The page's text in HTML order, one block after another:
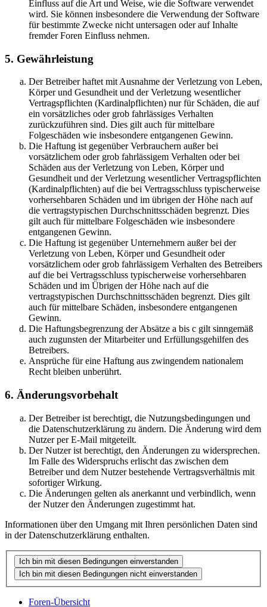
Einfluss auf die Art und Weise, wie die Software verwendet
wird. Sie können insbesondere die Verwendung der Software
für bestimmte Zwecke nicht untersagen oder auf Inhalte
fremder Foren Einfluss nehmen.
5. Gewährleistung
Der Betreiber haftet mit Ausnahme der Verletzung von Leben,
Körper und Gesundheit und der Verletzung wesentlicher
Vertragspflichten (Kardinalpflichten) nur für Schäden, die auf
ein vorsätzliches oder grob fahrlässiges Verhalten
zurückzuführen sind. Dies gilt auch für mittelbare
Folgeschäden wie insbesondere entgangenen Gewinn.
Die Haftung ist gegenüber Verbrauchern außer bei
vorsätzlichem oder grob fahrlässigem Verhalten oder bei
Schäden aus der Verletzung von Leben, Körper und
Gesundheit und der Verletzung wesentlicher Vertragspflichten
(Kardinalpflichten) auf die bei Vertragsschluss typischerweise
vorhersehbaren Schäden und im übrigen der Höhe nach auf
die vertragstypischen Durchschnittsschäden begrenzt. Dies
gilt auch für mittelbare Folgeschäden wie insbesondere
entgangenen Gewinn.
Die Haftung ist gegenüber Unternehmern außer bei der
Verletzung von Leben, Körper und Gesundheit oder
vorsätzlichem oder grob fahrlässigem Verhalten des Betreibers
auf die bei Vertragsschluss typischerweise vorhersehbaren
Schäden und im Übrigen der Höhe nach auf die
vertragstypischen Durchschnittsschäden begrenzt. Dies gilt
auch für mittelbare Schäden, insbesondere entgangenen
Gewinn.
Die Haftungsbegrenzung der Absätze a bis c gilt sinngemäß
auch zugunsten der Mitarbeiter und Erfüllungsgehilfen des
Betreibers.
Ansprüche für eine Haftung aus zwingendem nationalem
Recht bleiben unberührt.
6. Änderungsvorbehalt
Der Betreiber ist berechtigt, die Nutzungsbedingungen und
die Datenschutzerklärung zu ändern. Die Änderung wird dem
Nutzer per E-Mail mitgeteilt.
Der Nutzer ist berechtigt, den Änderungen zu widersprechen.
Im Falle des Widerspruchs erlischt das zwischen dem
Betreiber und dem Nutzer bestehende Vertragsverhältnis mit
sofortiger Wirkung.
Die Änderungen gelten als anerkannt und verbindlich, wenn
der Nutzer den Änderungen zugestimmt hat.
Informationen über den Umgang mit Ihren persönlichen Daten sind
in der Datenschutzerklärung enthalten.
Foren-Übersicht